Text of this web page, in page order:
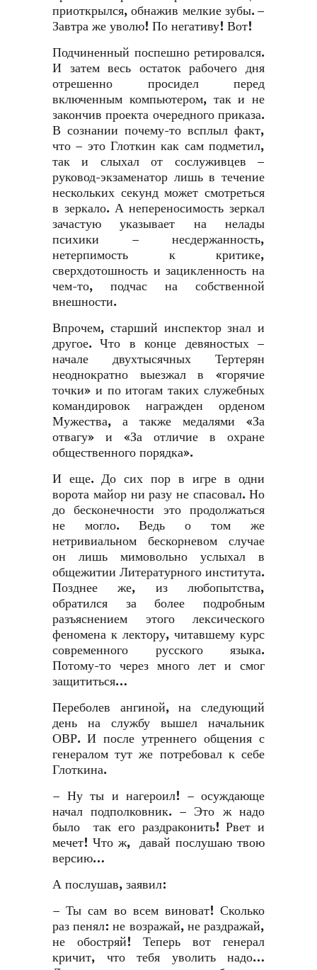
приоткрылся, обнажив мелкие зубы. –
Завтра же уволю! По негативу! Вот!
Подчиненный поспешно ретировался.
И затем весь остаток рабочего дня
отрешенно просидел перед
включенным компьютером, так и не
закончив проекта очередного приказа.
В сознании почему-то всплыл факт,
что – это Глоткин как сам подметил,
так и слыхал от сослуживцев –
руковод-экзаменатор лишь в течение
нескольких секунд может смотреться
в зеркало. А непереносимость зеркал
зачастую указывает на нелады
психики – несдержанность,
нетерпимость к критике,
сверхдотошность и зацикленность на
чем-то, подчас на собственной
внешности.
Впрочем, старший инспектор знал и
другое. Что в конце девяностых –
начале двухтысячных Тертерян
неоднократно выезжал в «горячие
точки» и по итогам таких служебных
командировок награжден орденом
Мужества, а также медалями «За
отвагу» и «За отличие в охране
общественного порядка».
И еще. До сих пор в игре в одни
ворота майор ни разу не спасовал. Но
до бесконечности это продолжаться
не могло. Ведь о том же
нетривиальном бескорневом случае
он лишь мимовольно услыхал в
общежитии Литературного института.
Позднее же, из любопытства,
обратился за более подробным
разъяснением этого лексического
феномена к лектору, читавшему курс
современного русского языка.
Потому-то через много лет и смог
защититься…
Переболев ангиной, на следующий
день на службу вышел начальник
ОВР. И после утреннего общения с
генералом тут же потребовал к себе
Глоткина.
– Ну ты и нагероил! – осуждающе
начал подполковник. – Это ж надо
было так его раздраконить! Рвет и
мечет! Что ж, давай послушаю твою
версию…
А послушав, заявил:
– Ты сам во всем виноват! Сколько
раз пенял: не возражай, не раздражай,
не обостряй! Теперь вот генерал
кричит, что тебя уволить надо…